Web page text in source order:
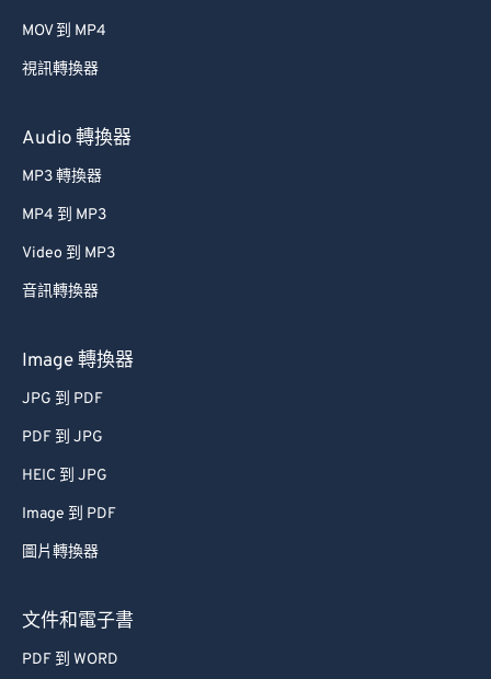
MOV 到 MP4
視訊轉換器
Audio 轉換器
MP3 轉換器
MP4 到 MP3
Video 到 MP3
音訊轉換器
Image 轉換器
JPG 到 PDF
PDF 到 JPG
HEIC 到 JPG
Image 到 PDF
圖片轉換器
文件和電子書
PDF 到 WORD